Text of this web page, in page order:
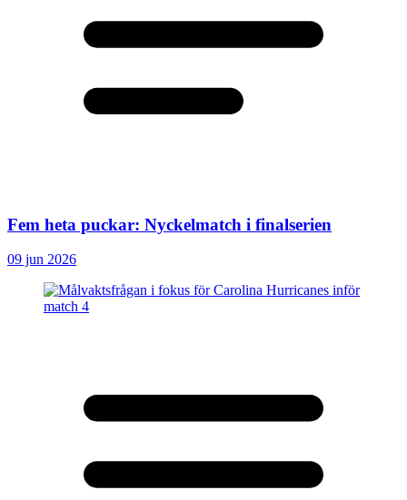
Fem heta puckar: Nyckelmatch i finalserien
09 jun 2026